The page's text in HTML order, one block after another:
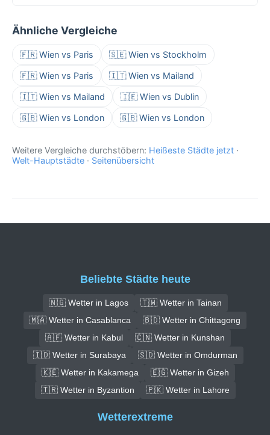
Ähnliche Vergleiche
🇫🇷 Wien vs Paris 🇸🇪 Wien vs Stockholm
🇫🇷 Wien vs Paris 🇮🇹 Wien vs Mailand
🇮🇹 Wien vs Mailand 🇮🇪 Wien vs Dublin
🇬🇧 Wien vs London 🇬🇧 Wien vs London
Weitere Vergleiche durchstöbern: Heißeste Städte jetzt ·
Welt-Hauptstädte · Seitenübersicht
Beliebte Städte heute
🇳🇬 Wetter in Lagos
🇹🇼 Wetter in Tainan
🇲🇦 Wetter in Casablanca
🇧🇩 Wetter in Chittagong
🇦🇫 Wetter in Kabul
🇨🇳 Wetter in Kunshan
🇮🇩 Wetter in Surabaya
🇸🇩 Wetter in Omdurman
🇰🇪 Wetter in Kakamega
🇪🇬 Wetter in Gizeh
🇹🇷 Wetter in Byzantion
🇵🇰 Wetter in Lahore
Wetterextreme